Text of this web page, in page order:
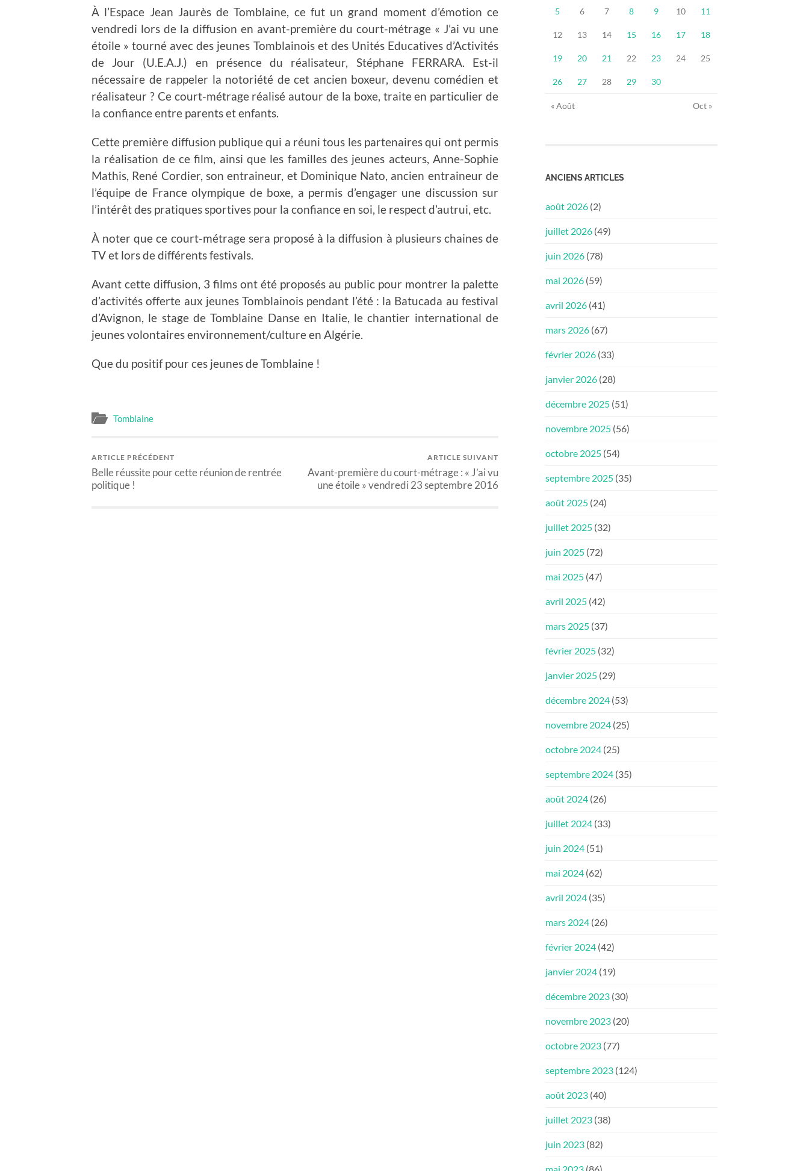
À l’Espace Jean Jaurès de Tomblaine, ce fut un grand moment d’émotion ce
vendredi lors de la diffusion en avant-première du court-métrage « J’ai vu une
étoile » tourné avec des jeunes Tomblainois et des Unités Educatives d’Activités
de Jour (U.E.A.J.) en présence du réalisateur, Stéphane FERRARA. Est-il
nécessaire de rappeler la notoriété de cet ancien boxeur, devenu comédien et
réalisateur ? Ce court-métrage réalisé autour de la boxe, traite en particulier de
la confiance entre parents et enfants.
Cette première diffusion publique qui a réuni tous les partenaires qui ont permis
la réalisation de ce film, ainsi que les familles des jeunes acteurs, Anne-Sophie
Mathis, René Cordier, son entraineur, et Dominique Nato, ancien entraineur de
l’équipe de France olympique de boxe, a permis d’engager une discussion sur
l’intérêt des pratiques sportives pour la confiance en soi, le respect d’autrui, etc.
À noter que ce court-métrage sera proposé à la diffusion à plusieurs chaines de
TV et lors de différents festivals.
Avant cette diffusion, 3 films ont été proposés au public pour montrer la palette
d’activités offerte aux jeunes Tomblainois pendant l’été : la Batucada au festival
d’Avignon, le stage de Tomblaine Danse en Italie, le chantier international de
jeunes volontaires environnement/culture en Algérie.
Que du positif pour ces jeunes de Tomblaine !
Tomblaine
ARTICLE PRÉCÉDENT
Belle réussite pour cette réunion de rentrée
politique !
ARTICLE SUIVANT
Avant-première du court-métrage : « J’ai vu
une étoile » vendredi 23 septembre 2016
5 6 7 8 9 10 11
12 13 14 15 16 17 18
19 20 21 22 23 24 25
26 27 28 29 30
« Août Oct »
ANCIENS ARTICLES
août 2026 (2)
juillet 2026 (49)
juin 2026 (78)
mai 2026 (59)
avril 2026 (41)
mars 2026 (67)
février 2026 (33)
janvier 2026 (28)
décembre 2025 (51)
novembre 2025 (56)
octobre 2025 (54)
septembre 2025 (35)
août 2025 (24)
juillet 2025 (32)
juin 2025 (72)
mai 2025 (47)
avril 2025 (42)
mars 2025 (37)
février 2025 (32)
janvier 2025 (29)
décembre 2024 (53)
novembre 2024 (25)
octobre 2024 (25)
septembre 2024 (35)
août 2024 (26)
juillet 2024 (33)
juin 2024 (51)
mai 2024 (62)
avril 2024 (35)
mars 2024 (26)
février 2024 (42)
janvier 2024 (19)
décembre 2023 (30)
novembre 2023 (20)
octobre 2023 (77)
septembre 2023 (124)
août 2023 (40)
juillet 2023 (38)
juin 2023 (82)
mai 2023 (86)